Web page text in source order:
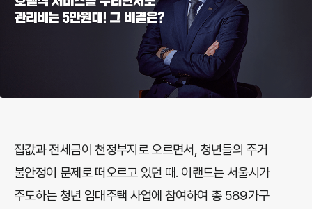
집값과 전세금이 천정부지로 오르면서, 청년들의 주거
불안정이 문제로 떠오르고 있던 때. 이랜드는 서울시가
주도하는 청년 임대주택 사업에 참여하여 총 589가구